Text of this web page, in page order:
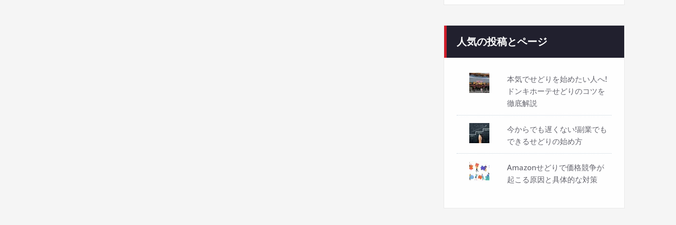
人気の投稿とページ
本気でせどりを始めたい人へ!
ドンキホーテせどりのコツを
徹底解説
今からでも遅くない!副業でも
できるせどりの始め方
Amazonせどりで価格競争が
起こる原因と具体的な対策